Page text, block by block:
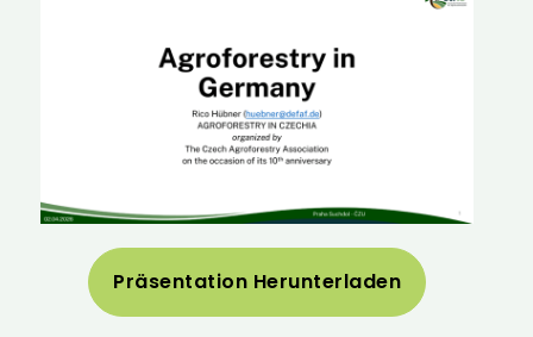
Präsentation Herunterladen